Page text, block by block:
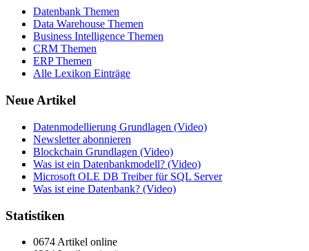
Datenbank Themen
Data Warehouse Themen
Business Intelligence Themen
CRM Themen
ERP Themen
Alle Lexikon Einträge
Neue Artikel
Datenmodellierung Grundlagen (Video)
Newsletter abonnieren
Blockchain Grundlagen (Video)
Was ist ein Datenbankmodell? (Video)
Microsoft OLE DB Treiber für SQL Server
Was ist eine Datenbank? (Video)
Statistiken
0674 Artikel online